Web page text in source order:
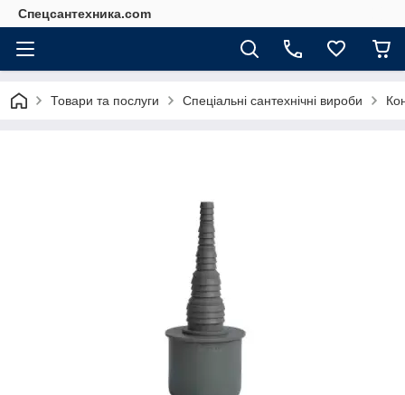
Спецсантехника.com
Товари та послуги Спеціальні сантехнічні вироби